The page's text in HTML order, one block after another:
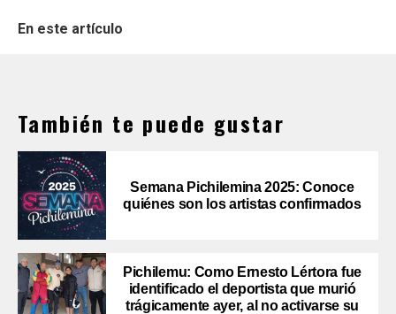
En este artículo
También te puede gustar
Semana Pichilemina 2025: Conoce
quiénes son los artistas confirmados
Pichilemu: Como Ernesto Lértora fue
identificado el deportista que murió
trágicamente ayer, al no activarse su